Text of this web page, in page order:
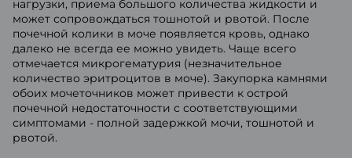
нагрузки, приема большого количества жидкости и
может сопровождаться тошнотой и рвотой. После
почечной колики в моче появляется кровь, однако
далеко не всегда ее можно увидеть. Чаще всего
отмечается микрогематурия (незначительное
количество эритроцитов в моче). Закупорка камнями
обоих мочеточников может привести к острой
почечной недостаточности с соответствующими
симптомами - полной задержкой мочи, тошнотой и
рвотой.